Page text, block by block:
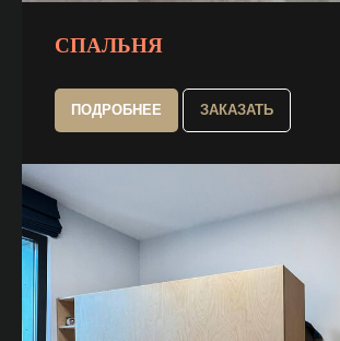
СПАЛЬНЯ
ПОДРОБНЕЕ ЗАКАЗАТЬ